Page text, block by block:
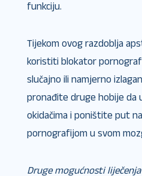
funkciju.
Tijekom ovog razdoblja
koristiti blokator
slučajno ili namjerno
pronađite druge hobije da
okidačima i poništite put
pornografijom u svom
Druge mogućnosti